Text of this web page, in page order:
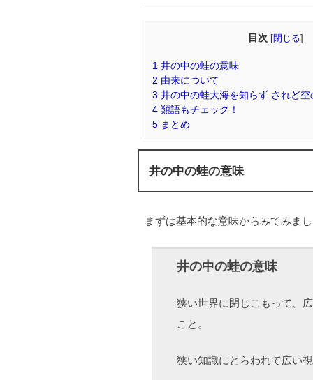
目次 [閉じる]
1 井の中の蛙の意味
2 由来について
3 井の中の蛙大海を知らず されど
4 類語もチェック！
5 まとめ
井の中の蛙の意味
まずは基本的な意味からみてみま
井の中の蛙の意味
狭い世界に閉じこもって、
こと。
狭い知識にとらわれて広い